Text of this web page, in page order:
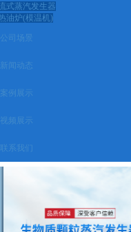
式蒸汽发生器
油炉(模温机)
公司场景
新闻动态
案例展示
视频展示
联系我们